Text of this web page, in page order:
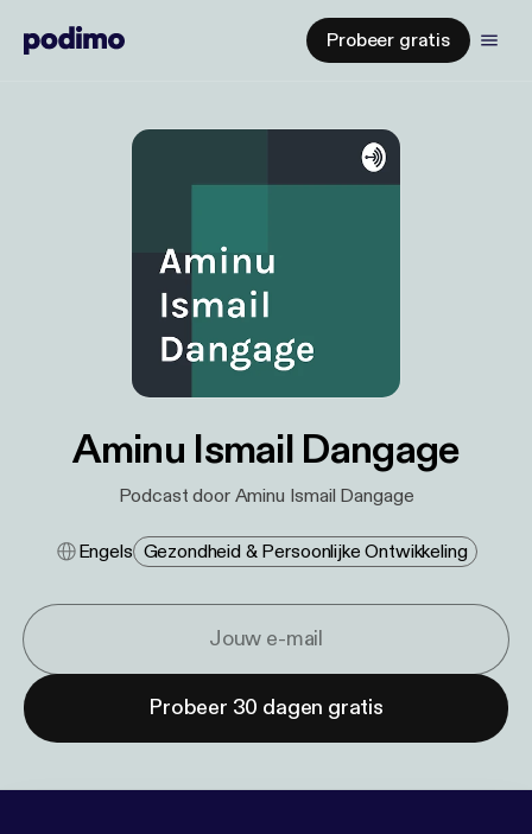
Probeer gratis
Aminu Ismail Dangage
Podcast door Aminu Ismail Dangage
Engels Gezondheid & Persoonlijke Ontwikkeling
Probeer 30 dagen gratis